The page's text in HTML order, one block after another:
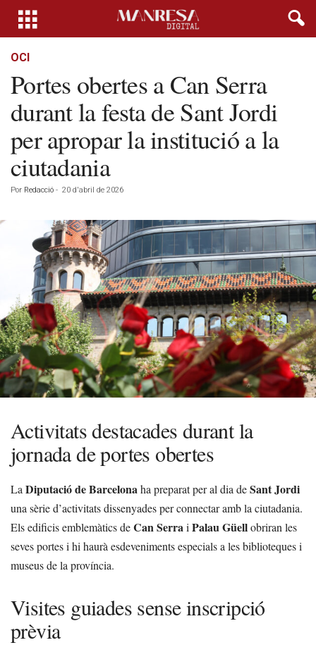
OCI
Portes obertes a Can Serra
durant la festa de Sant Jordi
per apropar la institució a la
ciutadania
Por Redacció - 20 d'abril de 2026
Activitats destacades durant la
jornada de portes obertes
La Diputació de Barcelonaha preparat per al dia deSant Jordi
una sèrie d’activitats dissenyades per connectar amb la ciutadania.
Els edificis emblemàtics deCan Serrai Palau Güellobriran les
seves portes i hi haurà esdeveniments especials a les biblioteques i
museus de la província.
Visites guiades sense inscripció
prèvia